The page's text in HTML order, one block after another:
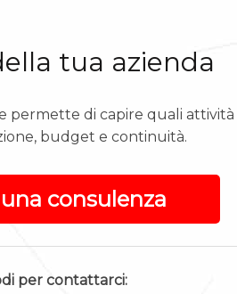
tua azienda
permette di capire quali attività
budget e continuità.
consulenza
per contattarci: